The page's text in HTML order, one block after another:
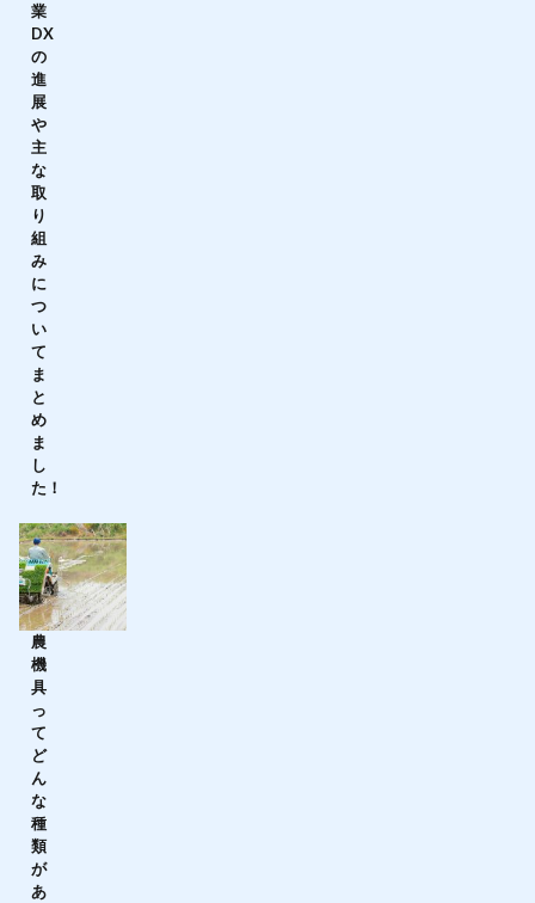
業
DX
の
進
展
や
主
な
取
り
組
み
に
つ
い
て
ま
と
め
ま
し
た！
農
機
具
っ
て
ど
ん
な
種
類
が
あ